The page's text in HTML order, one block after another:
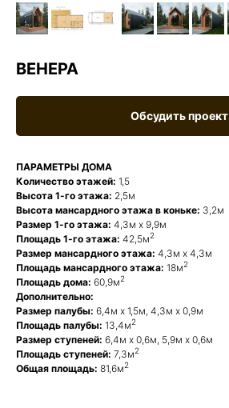
ВЕНЕРА
Обсудить проект
ПАРАМЕТРЫ ДОМА
Количество этажей: 1,5
Высота 1-го этажа: 2,5м
Высота мансардного этажа в коньке: 3,2м
Размер 1-го этажа: 4,3м х 9,9м
Площадь 1-го этажа: 42,5м2
Размер мансардного этажа: 4,3м х 4,3м
Площадь мансардного этажа: 18м2
Площадь дома: 60,9м2
Дополнительно:
Размер палубы: 6,4м х 1,5м, 4,3м х 0,9м
Площадь палубы: 13,4м2
Размер ступеней: 6,4м х 0,6м, 5,9м х 0,6м
Площадь ступеней: 7,3м2
Общая площадь: 81,6м2